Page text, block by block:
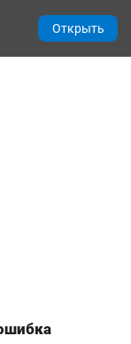
Открыть